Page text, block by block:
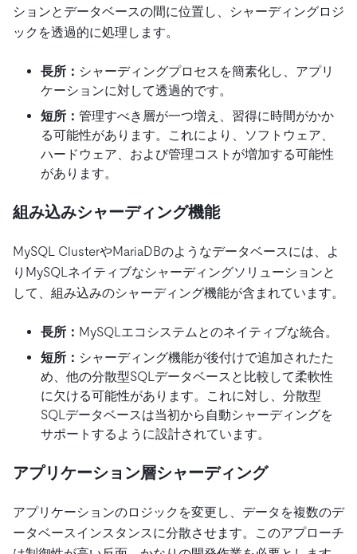
ションとデータベースの間に位置し、シャーディングロジ
ックを透過的に処理します。
長所： シャーディングプロセスを簡素化し、アプリ
ケーションに対して透過的です。
短所： 管理すべき層が一つ増え、習得に時間がかか
る可能性があります。これにより、ソフトウェア、
ハードウェア、および管理コストが増加する可能性
があります。
組み込みシャーディング機能
MySQL ClusterやMariaDBのようなデータベースには、よ
りMySQLネイティブなシャーディングソリューションと
して、組み込みのシャーディング機能が含まれています。
長所： MySQLエコシステムとのネイティブな統合。
短所： シャーディング機能が後付けで追加されたた
め、他の分散型SQLデータベースと比較して柔軟性
に欠ける可能性があります。これに対し、分散型
SQLデータベースは当初から自動シャーディングを
サポートするように設計されています。
アプリケーション層シャーディング
アプリケーションのロジックを変更し、データを複数のデ
ータベースインスタンスに分散させます。このアプローチ